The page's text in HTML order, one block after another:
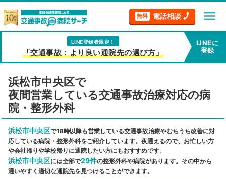
無料 電話相談 menu
LINE登録者限定！
「交通事故：より良い通院先の選び方」
LINEに
登録
浜松市中央区で
夜間営業している交通事故治療対応の病
院・整形外科
浜松市中央区で18時以降も営業している交通事故治療やむちうち改善に対
応している病院・整形外科をご紹介しています。夜通えるので、お忙しい方
や会社帰りや学校帰りに通院したい方にもおすすめです。
浜松市中央区には全部で29件の整形外科や病院があります。その中から
通いやすく適切な通院先を見つけることができます。